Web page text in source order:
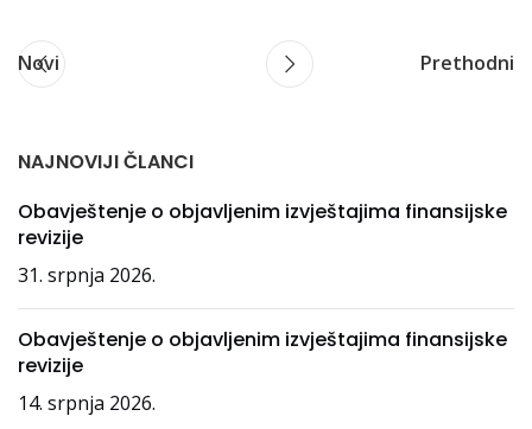
Novi Prethodni
NAJNOVIJI ČLANCI
Obavještenje o objavljenim izvještajima finansijske
revizije
31. srpnja 2026.
Obavještenje o objavljenim izvještajima finansijske
revizije
14. srpnja 2026.